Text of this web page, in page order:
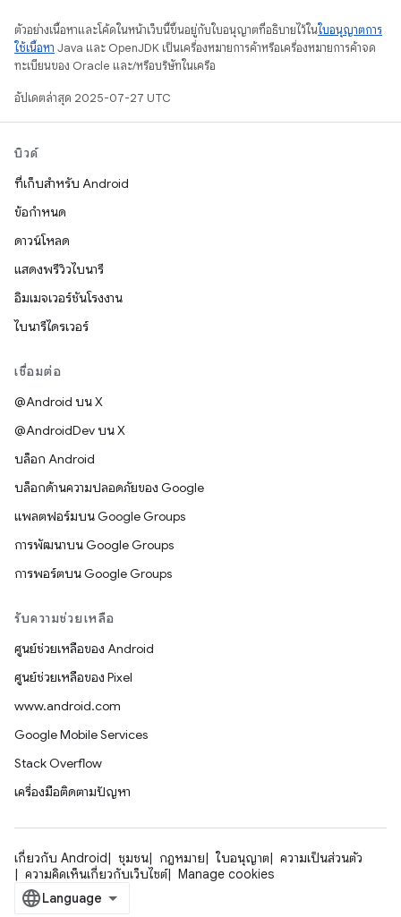
ตัวอย่างเนื้อหาและโค้ดในหน้าเว็บนี้ขึ้นอยู่กับใบอนุญาตที่อธิบายไว้ในใบอนุญาตการ
ใช้เนื้อหา Java และ OpenJDK เป็นเครื่องหมายการค้าหรือเครื่องหมายการค้าจด
ทะเบียนของ Oracle และ/หรือบริษัทในเครือ
อัปเดตล่าสุด 2025-07-27 UTC
บิวด์
ที่เก็บสำหรับ Android
ข้อกำหนด
ดาวน์โหลด
แสดงพรีวิวไบนารี
อิมเมจเวอร์ชันโรงงาน
ไบนารีไดรเวอร์
เชื่อมต่อ
@Android บน X
@AndroidDev บน X
บล็อก Android
บล็อกด้านความปลอดภัยของ Google
แพลตฟอร์มบน Google Groups
การพัฒนาบน Google Groups
การพอร์ตบน Google Groups
รับความช่วยเหลือ
ศูนย์ช่วยเหลือของ Android
ศูนย์ช่วยเหลือของ Pixel
www.android.com
Google Mobile Services
Stack Overflow
เครื่องมือติดตามปัญหา
เกี่ยวกับ Android ชุมชน กฎหมาย ใบอนุญาต
ความเป็นส่วนตัว
ความคิดเห็นเกี่ยวกับเว็บไซต์
Manage cookies